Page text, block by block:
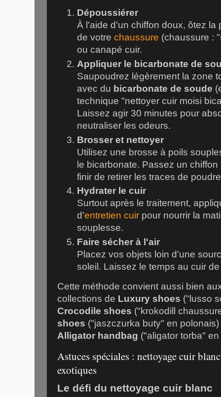
Dépoussiérer
À l'aide d'un chiffon doux, ôtez la
de votre chaussure (chaussure :
ou canapé cuir.
Appliquer le bicarbonate de
Saupoudrez légèrement la zone
avec du bicarbonate de soude
technique "nettoyer cuir moisi
Laissez agir 30 minutes pour
neutraliser les odeurs.
Brosser et nettoyer
Utilisez une brosse à poils
le bicarbonate. Passez un
finir de retirer les traces de
Hydrater le cuir
Surtout après le traitement,
d'entretien cuir pour nourrir la
souplesse.
Faire sécher à l'air
Placez vos objets loin d'une
soleil. Laissez le temps au cuir
Cette méthode convient aussi bien
collections de Luxury shoes ("lusso
Crocodile shoes ("krokodill
shoes ("jaszczurka buty" en
Alligator handbag ("aligator torba"
Astuces spéciales : nettoyage cuir
exotiques
Le défi du nettoyage cuir blanc